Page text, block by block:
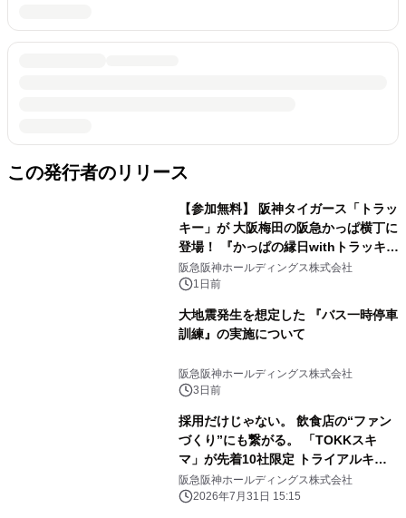
この発行者のリリース
【参加無料】 阪神タイガース「トラッ
キー」が 大阪梅田の阪急かっぱ横丁に
登場！ 『かっぱの縁日withトラッキ
ー』
阪急阪神ホールディングス株式会社
1日前
大地震発生を想定した 『バス一時停車
訓練』の実施について
阪急阪神ホールディングス株式会社
3日前
採用だけじゃない。 飲食店の“ファン
づくり”にも繋がる。 「TOKKスキ
マ」が先着10社限定 トライアルキャ
ンペーンを開始
阪急阪神ホールディングス株式会社
2026年7月31日 15:15